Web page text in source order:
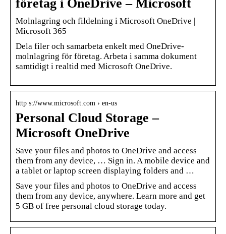
företag i OneDrive – Microsoft
Molnlagring och fildelning i Microsoft OneDrive |
Microsoft 365
Dela filer och samarbeta enkelt med OneDrive-
molnlagring för företag. Arbeta i samma dokument
samtidigt i realtid med Microsoft OneDrive.
http s://www.microsoft.com › en-us
Personal Cloud Storage –
Microsoft OneDrive
Save your files and photos to OneDrive and access
them from any device, … Sign in. A mobile device and
a tablet or laptop screen displaying folders and …
Save your files and photos to OneDrive and access
them from any device, anywhere. Learn more and get
5 GB of free personal cloud storage today.